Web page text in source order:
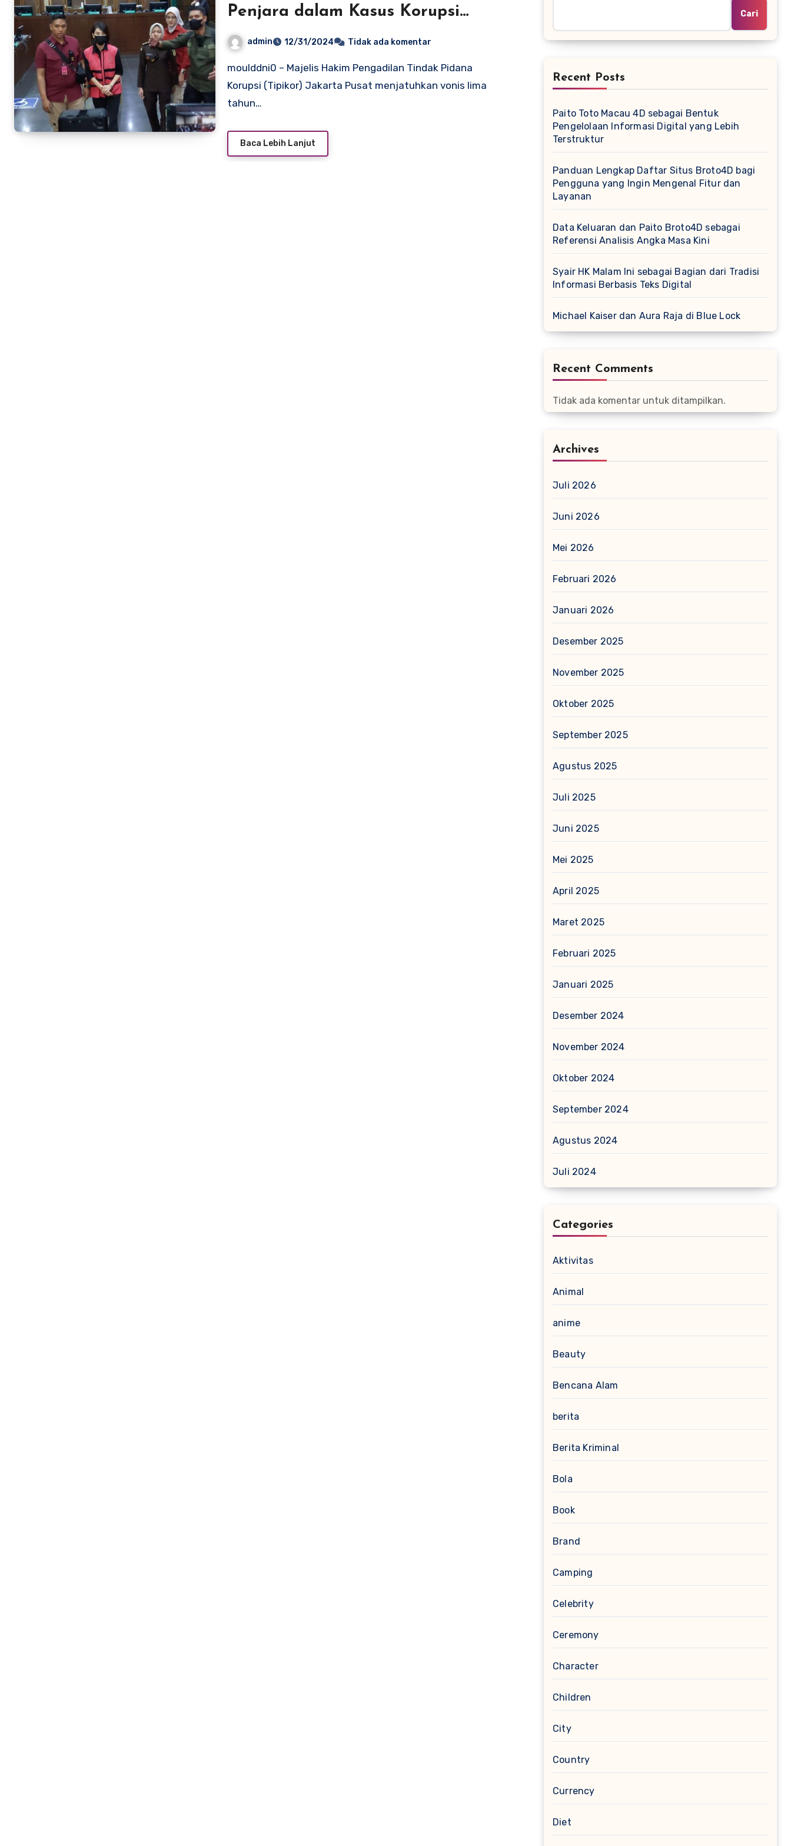
Penjara dalam Kasus Korupsi
Timah PT Timah Tbk
admin 12/31/2024 Tidak ada komentar
moulddni0 – Majelis Hakim Pengadilan Tindak Pidana
Korupsi (Tipikor) Jakarta Pusat menjatuhkan vonis lima
tahun…
Baca Lebih Lanjut
Cari
Recent Posts
Paito Toto Macau 4D sebagai Bentuk
Pengelolaan Informasi Digital yang Lebih
Terstruktur
Panduan Lengkap Daftar Situs Broto4D bagi
Pengguna yang Ingin Mengenal Fitur dan
Layanan
Data Keluaran dan Paito Broto4D sebagai
Referensi Analisis Angka Masa Kini
Syair HK Malam Ini sebagai Bagian dari Tradisi
Informasi Berbasis Teks Digital
Michael Kaiser dan Aura Raja di Blue Lock
Recent Comments
Tidak ada komentar untuk ditampilkan.
Archives
Juli 2026
Juni 2026
Mei 2026
Februari 2026
Januari 2026
Desember 2025
November 2025
Oktober 2025
September 2025
Agustus 2025
Juli 2025
Juni 2025
Mei 2025
April 2025
Maret 2025
Februari 2025
Januari 2025
Desember 2024
November 2024
Oktober 2024
September 2024
Agustus 2024
Juli 2024
Categories
Aktivitas
Animal
anime
Beauty
Bencana Alam
berita
Berita Kriminal
Bola
Book
Brand
Camping
Celebrity
Ceremony
Character
Children
City
Country
Currency
Diet